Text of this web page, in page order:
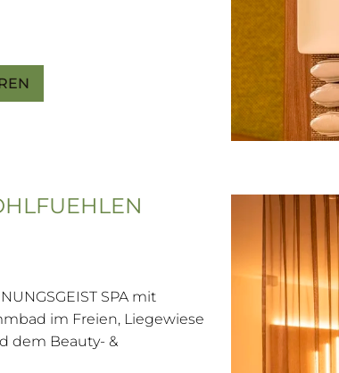
SPA mit
im Freien, Liegewiese
dem Beauty- &